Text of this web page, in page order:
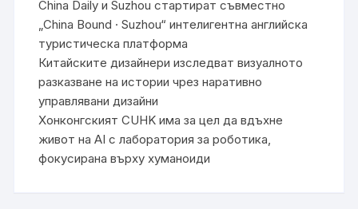
China Daily и Suzhou стартират съвместно
„China Bound · Suzhou“ интелигентна английска
туристическа платформа
Китайските дизайнери изследват визуалното
разказване на истории чрез наративно
управлявани дизайни
Хонконгският CUHK има за цел да вдъхне
живот на AI с лаборатория за роботика,
фокусирана върху хуманоиди